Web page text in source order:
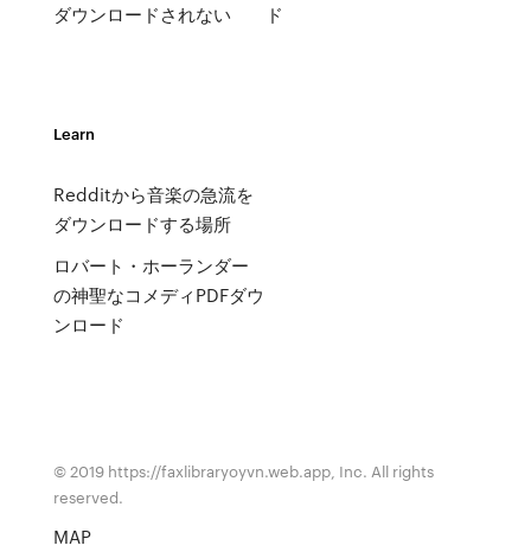
ダウンロードされない
ド
Learn
Redditから音楽の急流を
ダウンロードする場所
ロバート・ホーランダー
の神聖なコメディPDFダウ
ンロード
© 2019 https://faxlibraryoyvn.web.app, Inc. All rights
reserved.
MAP